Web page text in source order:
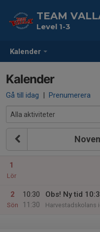
Kalender
TEAM
Level 1-3
Kalender
Gå till idag | Prenumerera
1
Lör
2
Sön
10:30
11:30
Obs! Ny tid
Harvestadskolans